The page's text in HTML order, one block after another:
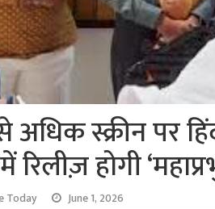
अधिक स्क्रीन पर
होगी
Today June 1, 2026